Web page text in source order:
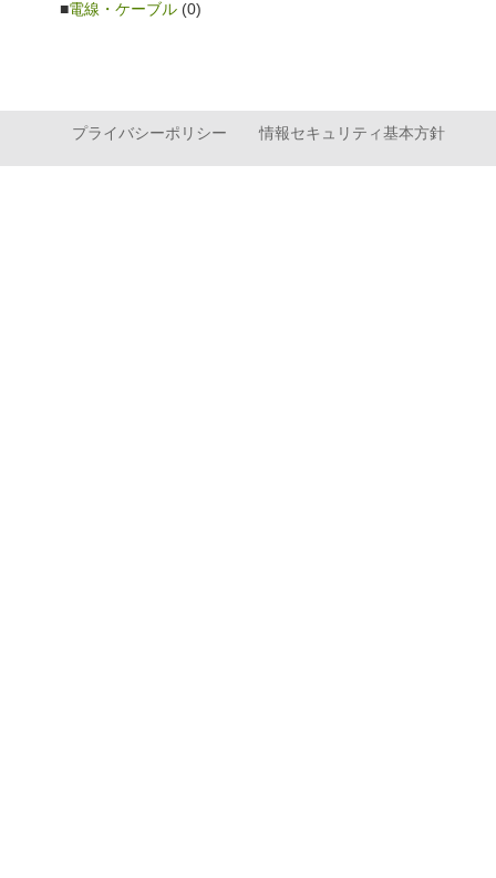
電線・ケーブル (0)
プライバシーポリシー 情報セキュリティ基本方針